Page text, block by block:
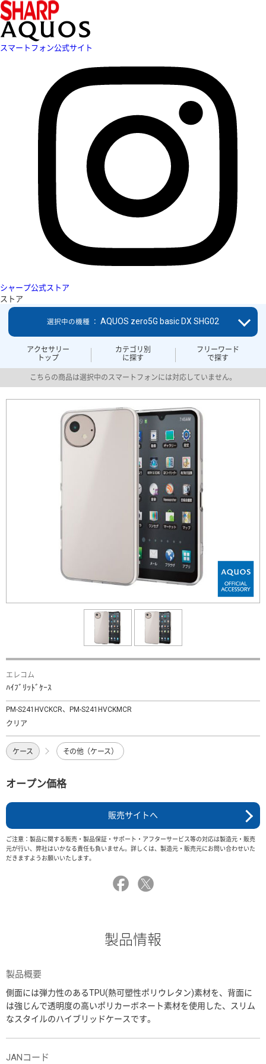
スマートフォン公式サイト
シャープ公式ストア
ストア
アクセサリー
トップ
カテゴリ別
に探す
フリーワード
で探す
選択中の機種 ： AQUOS zero5G basic DX SHG02
こちらの商品は選択中のスマートフォンには対応していません。
エレコム
ﾊｲﾌﾞﾘｯﾄﾞｹｰｽ
PM-S241HVCKCR、PM-S241HVCKMCR
クリア
ケース その他（ケース）
オープン価格
販売サイトへ
ご注意：製品に関する販売・製品保証・サポート・アフターサービス等の対応は製造元・販売
元が行い、弊社はいかなる責任も負いません。詳しくは、製造元・販売元にお問い合わせいた
だきますようお願いいたします。
製品情報
製品概要
側面には弾力性のあるTPU(熱可塑性ポリウレタン)素材を、背面に
は強じんで透明度の高いポリカーボネート素材を使用した、スリム
なスタイルのハイブリッドケースです。
JANコード